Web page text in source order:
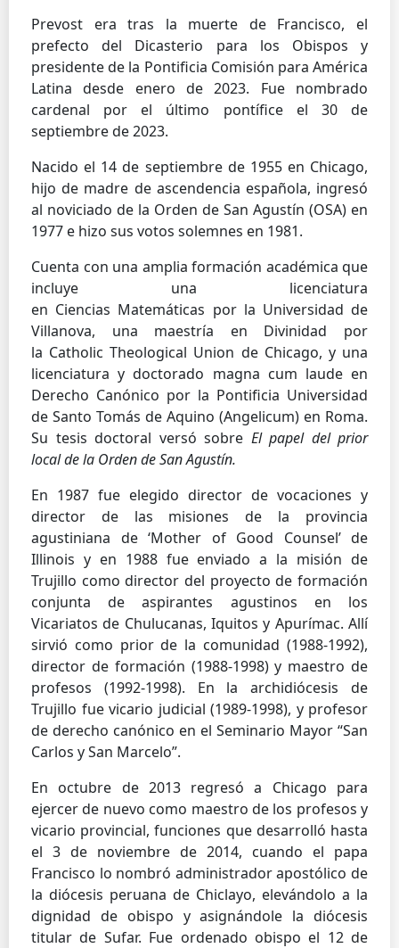
Prevost era tras la muerte de Francisco, el
prefecto del Dicasterio para los Obispos y
presidente de la Pontificia Comisión para América
Latina desde enero de 2023. Fue nombrado
cardenal por el último pontífice el 30 de
septiembre de 2023.
Nacido el 14 de septiembre de 1955 en Chicago,
hijo de madre de ascendencia española, ingresó
al noviciado de la Orden de San Agustín (OSA) en
1977 e hizo sus votos solemnes en 1981.
Cuenta con una amplia formación académica que
incluye una licenciatura
en Ciencias Matemáticas por la Universidad de
Villanova, una maestría en Divinidad por
la Catholic Theological Union de Chicago, y una
licenciatura y doctorado magna cum laude en
Derecho Canónico por la Pontificia Universidad
de Santo Tomás de Aquino (Angelicum) en Roma.
Su tesis doctoral versó sobre El papel del prior
local de la Orden de San Agustín.
En 1987 fue elegido director de vocaciones y
director de las misiones de la provincia
agustiniana de ‘Mother of Good Counsel’ de
Illinois y en 1988 fue enviado a la misión de
Trujillo como director del proyecto de formación
conjunta de aspirantes agustinos en los
Vicariatos de Chulucanas, Iquitos y Apurímac. Allí
sirvió como prior de la comunidad (1988-1992),
director de formación (1988-1998) y maestro de
profesos (1992-1998). En la archidiócesis de
Trujillo fue vicario judicial (1989-1998), y profesor
de derecho canónico en el Seminario Mayor “San
Carlos y San Marcelo”.
En octubre de 2013 regresó a Chicago para
ejercer de nuevo como maestro de los profesos y
vicario provincial, funciones que desarrolló hasta
el 3 de noviembre de 2014, cuando el papa
Francisco lo nombró administrador apostólico de
la diócesis peruana de Chiclayo, elevándolo a la
dignidad de obispo y asignándole la diócesis
titular de Sufar. Fue ordenado obispo el 12 de